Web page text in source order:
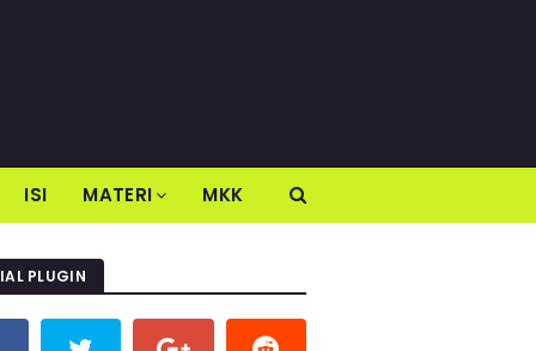
ISI MATERI MKK
PLUGIN